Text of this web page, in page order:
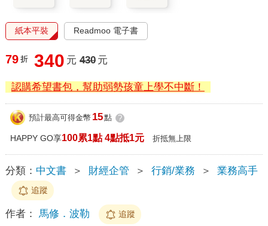
紙本平裝 Readmoo 電子書
79 折 340 元 430 元
認購希望書包，幫助弱勢孩童上學不中斷！
預計最高可得金幣 15點 ?
HAPPY GO享100累1點 4點抵1元 折抵無上限
分類： 中文書 ＞ 財經企管 ＞ 行銷/業務 ＞ 業務高手
追蹤
作者： 馬修．波勒 追蹤